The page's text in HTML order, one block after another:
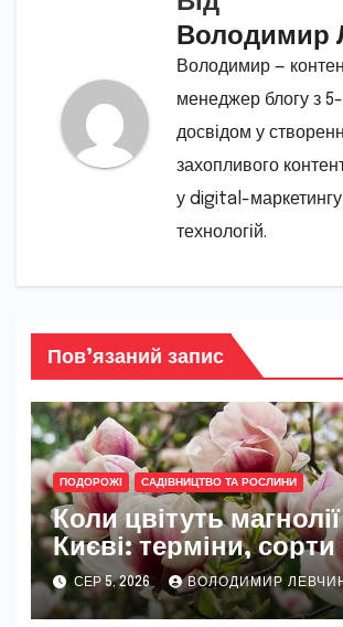
Володимир
Володимир —
менеджер блогу з
досвідом у
захопливого
у digital-
технологій.
Пов’язаний запис
ПОДОРОЖІ САДІВНИЦТВО ТА РОСЛИНИ
Коли цвітуть
Києві: терміни, сорти
найкращі місця
СЕР 5, 2026 ВОЛОДИМИР